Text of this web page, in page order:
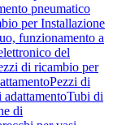
pneumatico
per Installazione
funzionamento a
del
di ricambio per
Pezzi di
Tubi di
di